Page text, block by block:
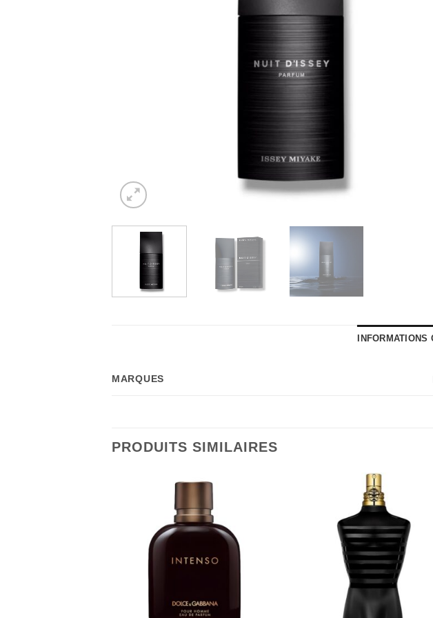
MARQUES
PRODUITS SIMILAIRES